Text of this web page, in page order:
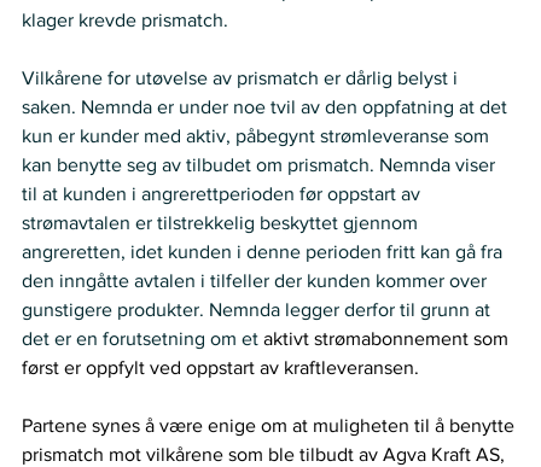
klager krevde prismatch.
Vilkårene for utøvelse av prismatch er dårlig belyst i
saken. Nemnda er under noe tvil av den oppfatning at det
kun er kunder med aktiv, påbegynt strømleveranse som
kan benytte seg av tilbudet om prismatch. Nemnda viser
til at kunden i angrerettperioden før oppstart av
strømavtalen er tilstrekkelig beskyttet gjennom
angreretten, idet kunden i denne perioden fritt kan gå fra
den inngåtte avtalen i tilfeller der kunden kommer over
gunstigere produkter. Nemnda legger derfor til grunn at
det er en forutsetning om et aktivt strømabonnement som
først er oppfylt ved oppstart av kraftleveransen.
Partene synes å være enige om at muligheten til å benytte
prismatch mot vilkårene som ble tilbudt av Agva Kraft AS,